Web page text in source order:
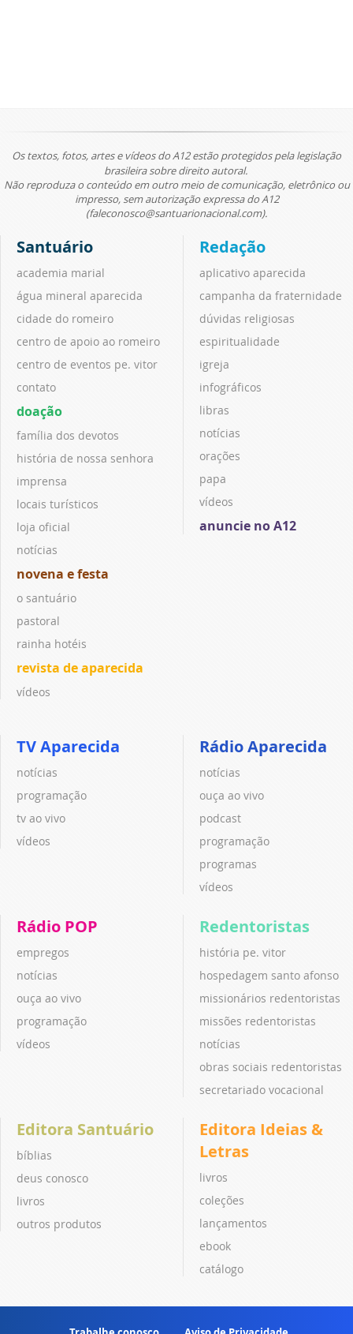
Os textos, fotos, artes e vídeos do A12 estão protegidos pela legislação
brasileira sobre direito autoral.
Não reproduza o conteúdo em outro meio de comunicação, eletrônico ou
impresso, sem autorização expressa do A12
(faleconosco@santuarionacional.com).
Santuário
academia marial
água mineral aparecida
cidade do romeiro
centro de apoio ao romeiro
centro de eventos pe. vitor
contato
doação
família dos devotos
história de nossa senhora
imprensa
locais turísticos
loja oficial
notícias
novena e festa
o santuário
pastoral
rainha hotéis
revista de aparecida
vídeos
Redação
aplicativo aparecida
campanha da fraternidade
dúvidas religiosas
espiritualidade
igreja
infográficos
libras
notícias
orações
papa
vídeos
anuncie no A12
TV Aparecida
notícias
programação
tv ao vivo
vídeos
Rádio Aparecida
notícias
ouça ao vivo
podcast
programação
programas
vídeos
Rádio POP
empregos
notícias
ouça ao vivo
programação
vídeos
Redentoristas
história pe. vitor
hospedagem santo afonso
missionários redentoristas
missões redentoristas
notícias
obras sociais redentoristas
secretariado vocacional
Editora Santuário
bíblias
deus conosco
livros
outros produtos
Editora Ideias &
Letras
livros
coleções
lançamentos
ebook
catálogo